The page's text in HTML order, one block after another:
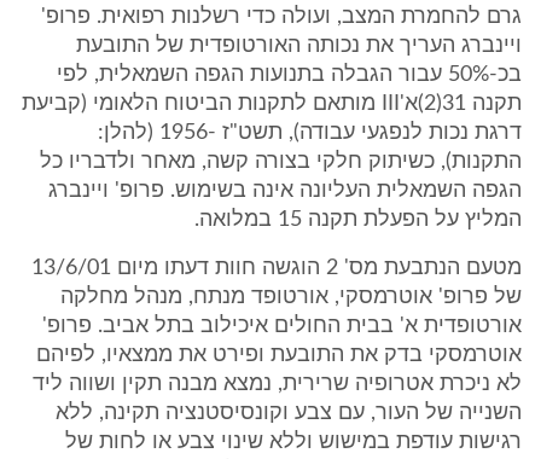
גרם להחמרת המצב, ועולה כדי רשלנות רפואית. פרופ'
ויינברג העריך את נכותה האורטופדית של התובעת
בכ-50% עבור הגבלה בתנועות הגפה השמאלית, לפי
תקנה 31(2)א'III מותאם לתקנות הביטוח הלאומי (קביעת
דרגת נכות לנפגעי עבודה), תשט"ז -1956 (להלן:
התקנות), כשיתוק חלקי בצורה קשה, מאחר ולדבריו כל
הגפה השמאלית העליונה אינה בשימוש. פרופ' ויינברג
המליץ על הפעלת תקנה 15 במלואה.
מטעם הנתבעת מס' 2 הוגשה חוות דעתו מיום 13/6/01
של פרופ' אוטרמסקי, אורטופד מנתח, מנהל מחלקה
אורטופדית א' בבית החולים איכילוב בתל אביב. פרופ'
אוטרמסקי בדק את התובעת ופירט את ממצאיו, לפיהם
לא ניכרת אטרופיה שרירית, נמצא מבנה תקין ושווה ליד
השנייה של העור, עם צבע וקונסיסטנציה תקינה, ללא
רגישות עודפת במישוש וללא שינוי צבע או לחות של